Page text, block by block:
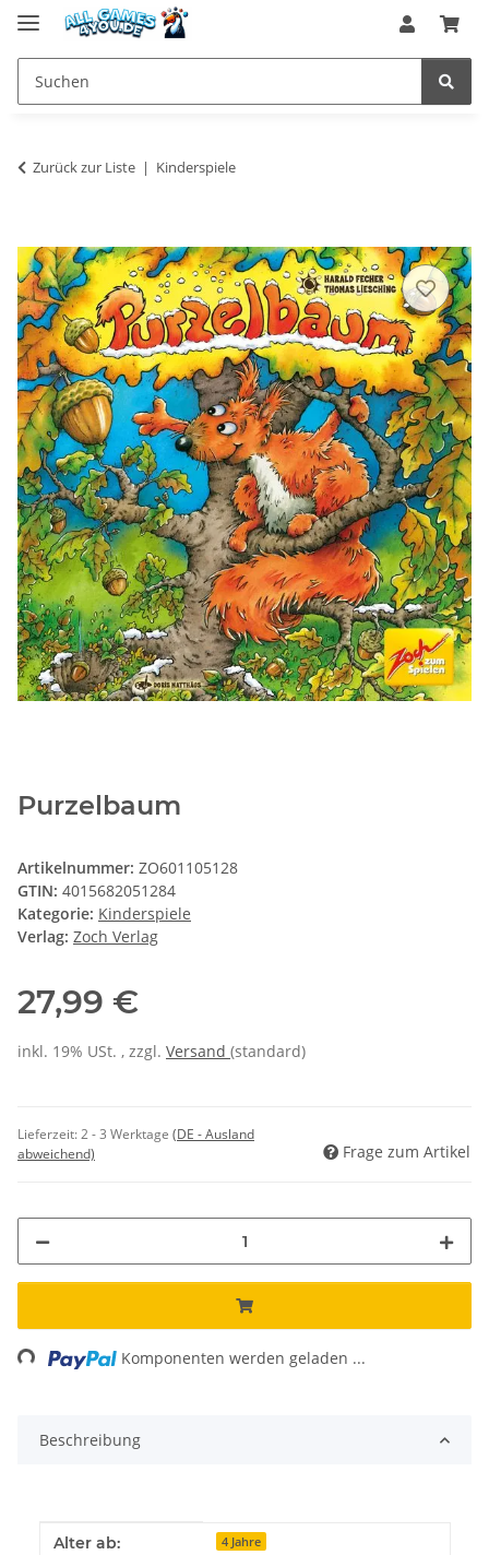
Zurück zur Liste Kinderspiele
Purzelbaum
Artikelnummer: ZO601105128
GTIN: 4015682051284
Kategorie: Kinderspiele
Verlag: Zoch Verlag
27,99 €
inkl. 19% USt. , zzgl. Versand (standard)
Lieferzeit:2 - 3 Werktage (DE - Ausland
abweichend)
Frage zum Artikel
Komponenten werden geladen ...
Beschreibung
Produkteigenschaft
Wert
Alter ab: 4 Jahre